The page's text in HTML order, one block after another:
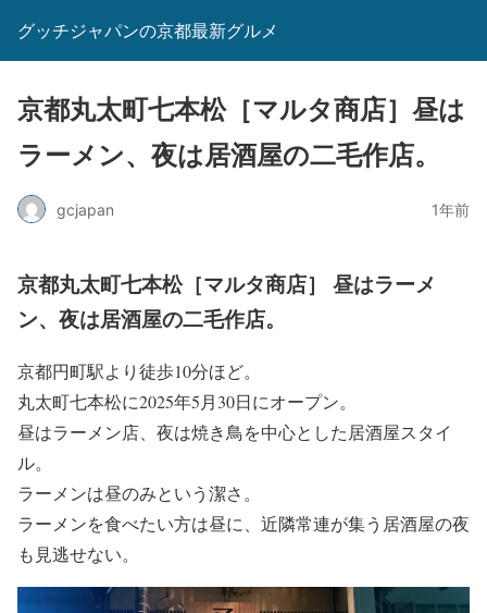
グッチジャパンの京都最新グルメ
京都丸太町七本松［マルタ商店］昼は
ラーメン、夜は居酒屋の二毛作店。
gcjapan 1年前
京都丸太町七本松［マルタ商店］ 昼はラーメ
ン、夜は居酒屋の二毛作店。
京都円町駅より徒歩10分ほど。
丸太町七本松に2025年5月30日にオープン。
昼はラーメン店、夜は焼き鳥を中心とした居酒屋スタイ
ル。
ラーメンは昼のみという潔さ。
ラーメンを食べたい方は昼に、近隣常連が集う居酒屋の夜
も見逃せない。